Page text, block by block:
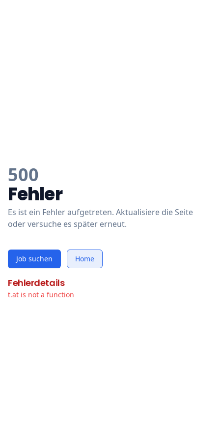
500
Fehler
Es ist ein Fehler aufgetreten. Aktualisiere die Seite
oder versuche es später erneut.
Job suchen Home
Fehlerdetails
t.at is not a function